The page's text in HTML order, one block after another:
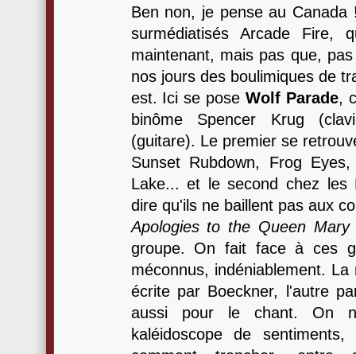
Ben non, je pense au
surmédiatisés Arcade Fire,
maintenant, mais pas que,
nos jours des boulimiques de
est. Ici se poseWolf Parade,
binôme Spencer Krug
(guitare). Le premier se
Sunset Rubdown, Frog
Lake... et le second chez les
dire qu'ils ne baillent pas aux
Apologies to the Queen Mary
groupe. On fait face à ces
méconnus, indéniablement.
écrite par Boeckner, l'autre
aussi pour le chant. On
kaléidoscope de